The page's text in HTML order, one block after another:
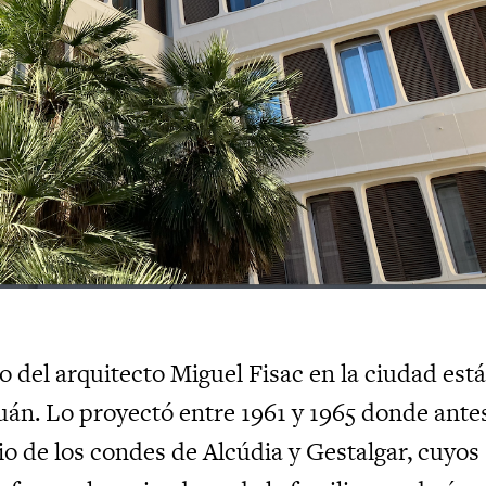
del arquitecto Miguel Fisac en la ciudad
Lo proyectó entre 1961 y 1965 donde
de los condes de Alcúdia y Gestalgar, cuyos